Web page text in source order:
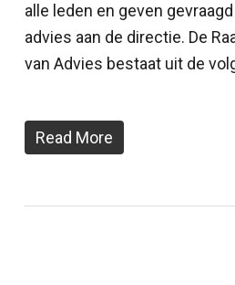
alle leden en geven
advies aan de directie. De
van Advies bestaat uit de
Read More